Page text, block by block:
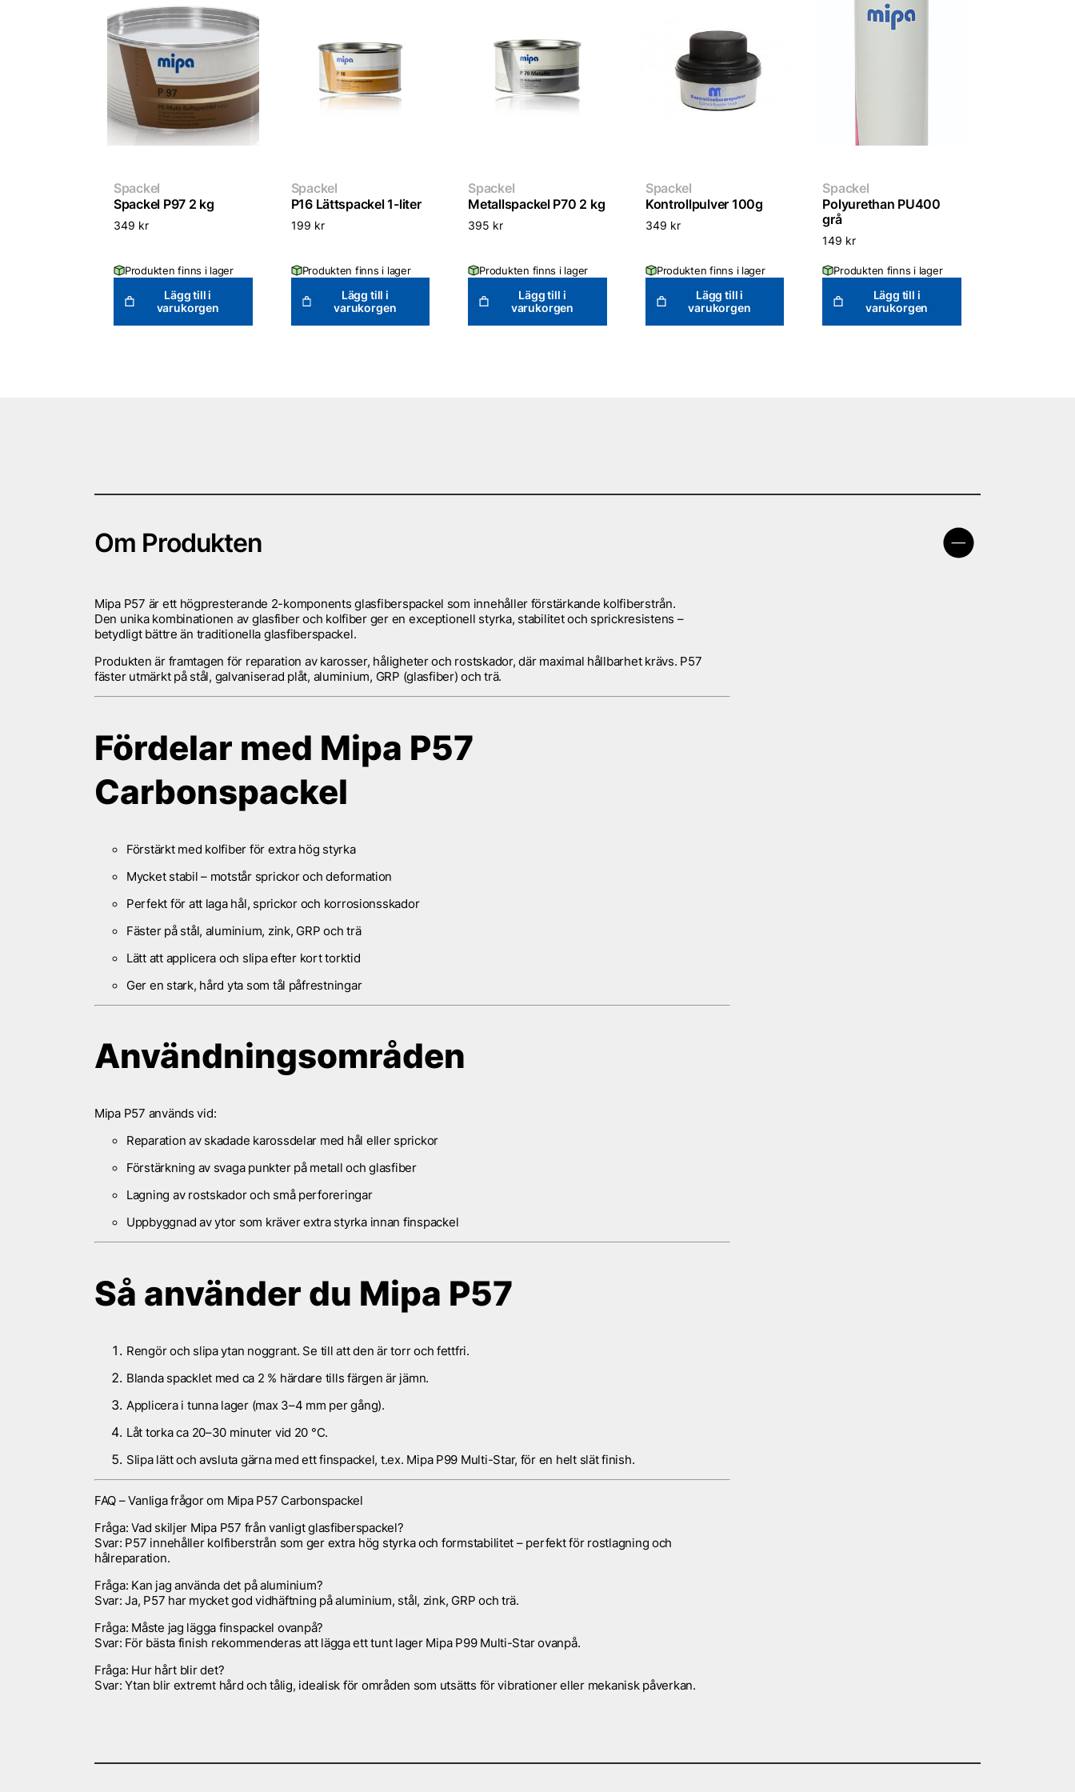
Spackel
Spackel P97 2 kg
349 kr
Produkten finns i lager
Lägg till i
varukorgen
Spackel
P16 Lättspackel 1-liter
199 kr
Produkten finns i lager
Lägg till i
varukorgen
Spackel
Metallspackel P70 2 kg
395 kr
Produkten finns i lager
Lägg till i
varukorgen
Spackel
Kontrollpulver 100g
349 kr
Produkten finns i lager
Lägg till i
varukorgen
Spackel
Polyurethan PU400
grå
149 kr
Produkten finns i lager
Lägg till i
varukorgen
Om Produkten
Mipa P57 är ett högpresterande 2-komponents glasfiberspackel som innehåller förstärkande kolfiberstrån.
Den unika kombinationen av glasfiber och kolfiber ger en exceptionell styrka, stabilitet och sprickresistens –
betydligt bättre än traditionella glasfiberspackel.
Produkten är framtagen för reparation av karosser, håligheter och rostskador, där maximal hållbarhet krävs. P57
fäster utmärkt på stål, galvaniserad plåt, aluminium, GRP (glasfiber) och trä.
Fördelar med Mipa P57
Carbonspackel
Förstärkt med kolfiber för extra hög styrka
Mycket stabil – motstår sprickor och deformation
Perfekt för att laga hål, sprickor och korrosionsskador
Fäster på stål, aluminium, zink, GRP och trä
Lätt att applicera och slipa efter kort torktid
Ger en stark, hård yta som tål påfrestningar
Användningsområden
Mipa P57 används vid:
Reparation av skadade karossdelar med hål eller sprickor
Förstärkning av svaga punkter på metall och glasfiber
Lagning av rostskador och små perforeringar
Uppbyggnad av ytor som kräver extra styrka innan finspackel
Så använder du Mipa P57
Rengör och slipa ytan noggrant. Se till att den är torr och fettfri.
Blanda spacklet med ca 2 % härdare tills färgen är jämn.
Applicera i tunna lager (max 3–4 mm per gång).
Låt torka ca 20–30 minuter vid 20 °C.
Slipa lätt och avsluta gärna med ett finspackel, t.ex. Mipa P99 Multi-Star, för en helt slät finish.
FAQ – Vanliga frågor om Mipa P57 Carbonspackel
Fråga: Vad skiljer Mipa P57 från vanligt glasfiberspackel?
Svar: P57 innehåller kolfiberstrån som ger extra hög styrka och formstabilitet – perfekt för rostlagning och
hålreparation.
Fråga: Kan jag använda det på aluminium?
Svar: Ja, P57 har mycket god vidhäftning på aluminium, stål, zink, GRP och trä.
Fråga: Måste jag lägga finspackel ovanpå?
Svar: För bästa finish rekommenderas att lägga ett tunt lager Mipa P99 Multi-Starovanpå.
Fråga: Hur hårt blir det?
Svar: Ytan blir extremt hård och tålig, idealisk för områden som utsätts för vibrationer eller mekanisk påverkan.